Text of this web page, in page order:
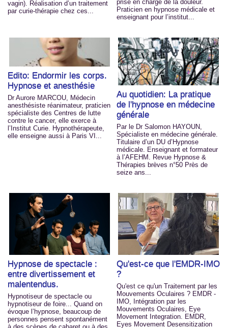
vagin). Réalisation d’un traitement
par curie-thérapie chez ces...
prise en charge de la douleur.
Praticien en hypnose médicale et
enseignant pour l’institut...
Edito: Endormir les corps.
Hypnose et anesthésie
Dr Aurore MARCOU, Médecin
anesthésiste réanimateur, praticien
spécialiste des Centres de lutte
contre le cancer, elle exerce à
l’Institut Curie. Hypnothérapeute,
elle enseigne aussi à Paris VI...
Au quotidien: La pratique
de l'hypnose en médecine
générale
Par le Dr Salomon HAYOUN,
Spécialiste en médecine générale.
Titulaire d’un DU d’Hypnose
médicale. Enseignant et formateur
à l’AFEHM. Revue Hypnose &
Thérapies brèves n°50 Près de
seize ans...
Hypnose de spectacle :
entre divertissement et
malentendus.
Hypnotiseur de spectacle ou
hypnotiseur de foire... Quand on
évoque l’hypnose, beaucoup de
personnes pensent spontanément
Qu'est-ce que l'EMDR-IMO
?
Qu'est ce qu'un Traitement par les
Mouvements Oculaires ? EMDR -
IMO, Intégration par les
Mouvements Oculaires, Eye
Movement Integration. EMDR,
Eyes Movement Desensitization